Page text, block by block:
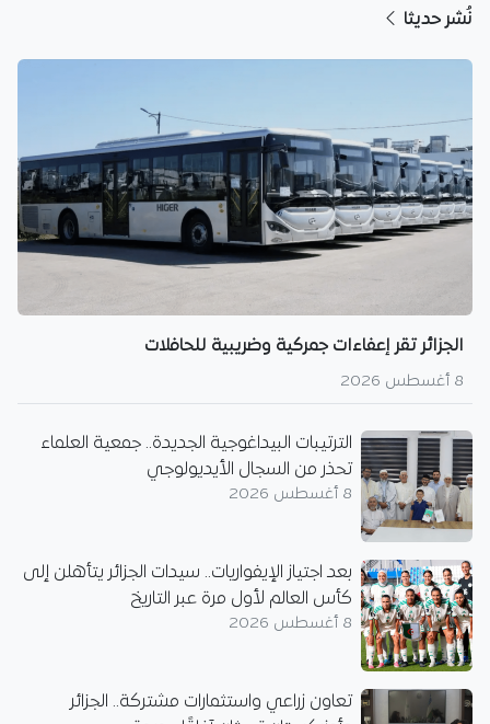
نُشر حديثا
الجزائر تقر إعفاءات جمركية وضريبية للحافلات
8 أغسطس 2026
الترتيبات البيداغوجية الجديدة.. جمعية العلماء
تحذر من السجال الأيديولوجي
8 أغسطس 2026
بعد اجتياز الإيفواريات.. سيدات الجزائر يتأهلن إلى
كأس العالم لأول مرة عبر التاريخ
8 أغسطس 2026
تعاون زراعي واستثمارات مشتركة.. الجزائر